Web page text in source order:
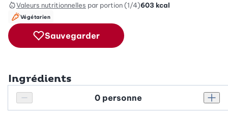
Valeurs nutritionnelles par portion (1/4)603 kcal
Végétarien
Sauvegarder
Ingrédients
Réduire le nombre de personnes
Personnes